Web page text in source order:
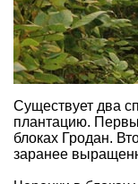
Существует два
плантацию.
блоках Гродан.
заранее